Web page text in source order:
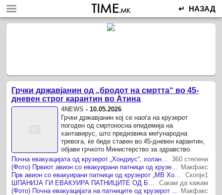
↵ НАЗАД
Грчки државјанин од „бродот на смртта“ во 45-
дневен строг карантин во Атина
4NEWS - 10.05.2026
Грчки државјанин кој се наоѓа на крузерот
погоден од смртоносна епидемија на
хантавирус, што предизвика меѓународна
тревога, ќе биде ставен во 45-дневен карантин,
објави грчкото Министерство за здравство.
360 степени
Макфакс
Скопје1
Сакам да кажам
Макфакс